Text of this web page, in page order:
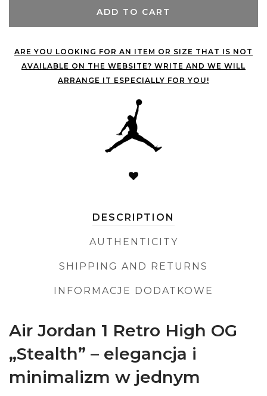
ADD TO CART
ARE YOU LOOKING FOR AN ITEM OR SIZE THAT IS NOT
AVAILABLE ON THE WEBSITE? WRITE AND WE WILL
ARRANGE IT ESPECIALLY FOR YOU!
DESCRIPTION
AUTHENTICITY
SHIPPING AND RETURNS
INFORMACJE DODATKOWE
Air Jordan 1 Retro High OG
„Stealth” – elegancja i
minimalizm w jednym